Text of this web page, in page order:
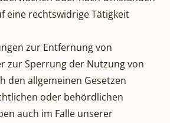
eine rechtswidrige Tätigkeit
zur Entfernung von
zur Sperrung der Nutzung von
den allgemeinen Gesetzen
oder behördlichen
auch im Falle unserer